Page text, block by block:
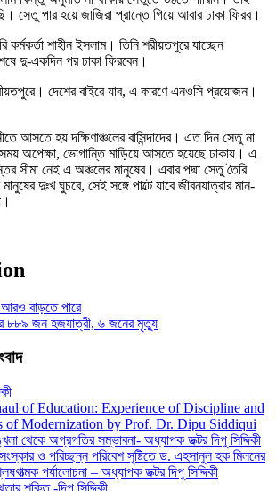
সেতু পার হয়ে জাজিরা প্রান্তে গিয়ে আবার ঢাকা ফিরব।
কর্মকর্তা শাহীন ইসলাম। তিনি শরীয়তপুরে যাচ্ছেন
দু-একদিন পর ঢাকা ফিরবেন।
দেশের বাইরে যাব, এ কারণে এনওসি প্রয়োজন।
আসতে হয় দক্ষিণাঞ্চলের বাসিন্দাদের। এত দিন সেতু না
সময় অপেক্ষা, ভোগান্তি মাড়িয়ে আসতে হয়েছে ঢাকায়। এ
সীমা নেই এ অঞ্চলের মানুষের। এবার পদ্মা সেতু তৈরি
দুঃখ ঘুচবে, সেই সঙ্গে পাল্টে যাবে জীবনযাত্রার মান-
আরও বাড়তে পারে
৮৮৯ জন হজযাত্রী, ৬ জনের মৃত্যু
of Education: Experience of Discipline and
of Modernization by Prof. Dr. Dipu Siddiqui
থেকে অগ্রগতির সম্ভাবনা- অধ্যাপক ডক্টর দিপু সিদ্দিকী
সংস্কার ও পরিচ্ছন্ন পরিবেশ সৃষ্টিতে ড. এহসানুল হক মিলনের
পর্যালোচনা – অধ্যাপক ডক্টর দিপু সিদ্দিকী
শক্তি -দিপু সিদ্দিকী